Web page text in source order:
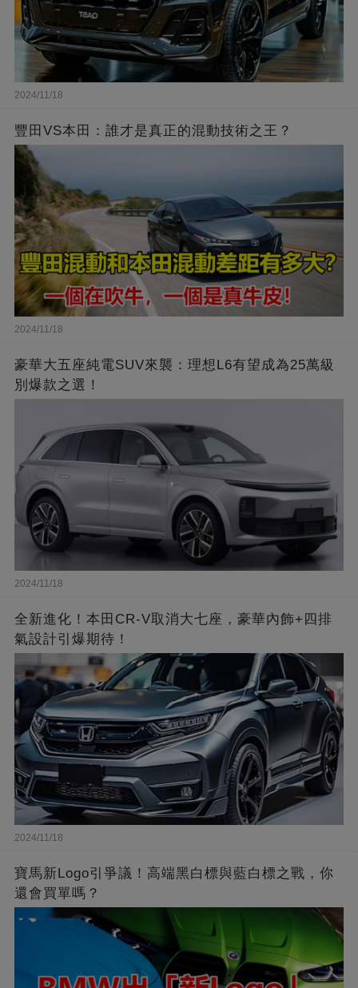
2024/11/18
豐田VS本田：誰才是真正的混動技術之王？
2024/11/18
豪華大五座純電SUV來襲：理想L6有望成為25萬級
別爆款之選！
2024/11/18
全新進化！本田CR-V取消大七座，豪華內飾+四排
氣設計引爆期待！
2024/11/18
寶馬新Logo引爭議！高端黑白標與藍白標之戰，你
還會買單嗎？